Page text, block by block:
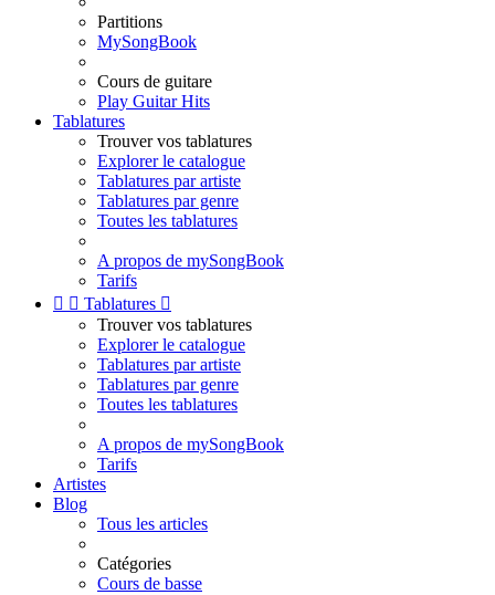
Partitions
MySongBook
Cours de guitare
Play Guitar Hits
Tablatures
Trouver vos tablatures
Explorer le catalogue
Tablatures par artiste
Tablatures par genre
Toutes les tablatures
A propos de mySongBook
Tarifs
  Tablatures 
Trouver vos tablatures
Explorer le catalogue
Tablatures par artiste
Tablatures par genre
Toutes les tablatures
A propos de mySongBook
Tarifs
Artistes
Blog
Tous les articles
Catégories
Cours de basse